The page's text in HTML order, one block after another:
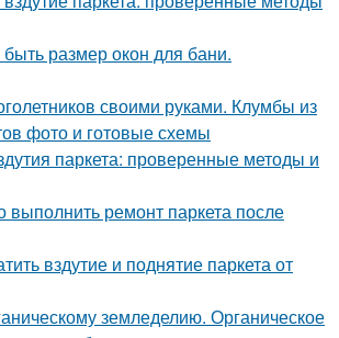
размер окон для бани.
своими руками. Клумбы из
фото и готовые схемы
паркета: проверенные методы и
выполнить ремонт паркета после
вздутие и поднятие паркета от
земледелию. Органическое